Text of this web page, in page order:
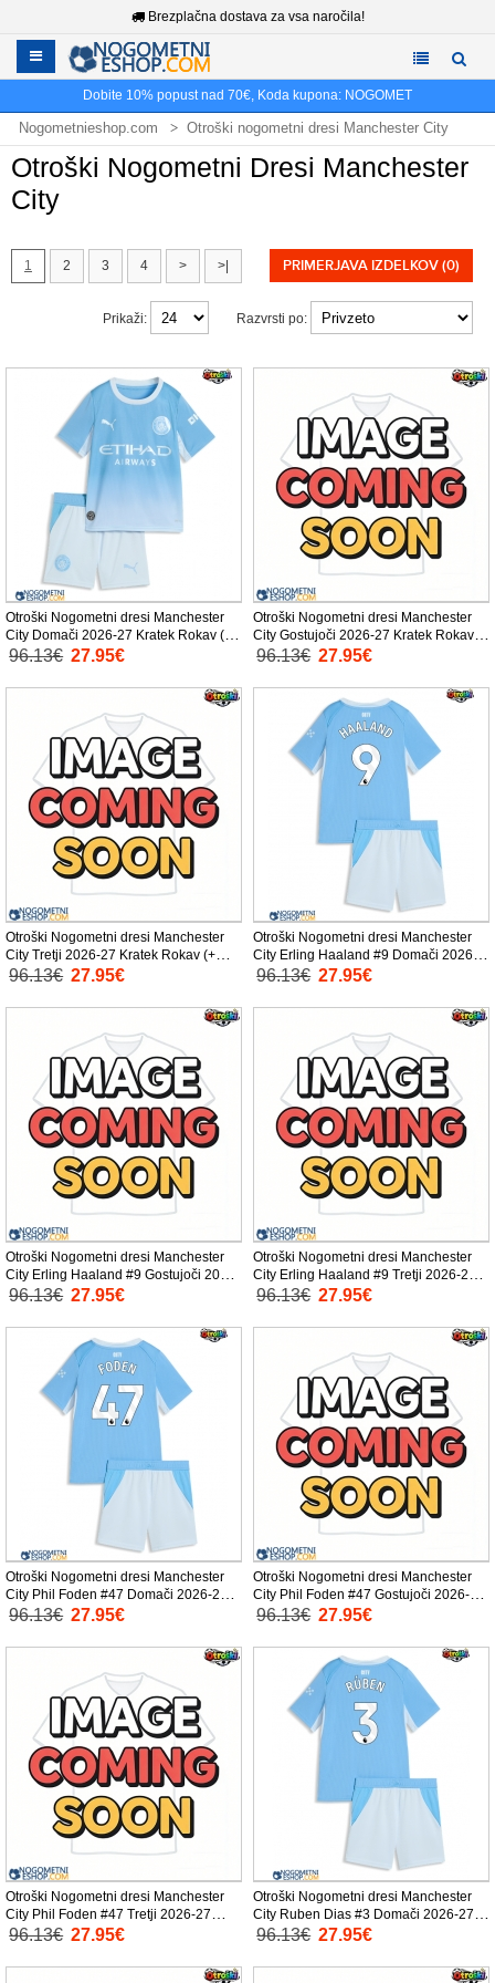
Brezplačna dostava za vsa naročila!
Dobite 10% popust nad 70€, Koda kupona: NOGOMET
Nogometnieshop.com Otroški nogometni dresi Manchester City
Otroški Nogometni Dresi Manchester
City
1 2 3 4 > >| PRIMERJAVA IZDELKOV (0)
Razvrsti po:
Prikaži:
Otroški Nogometni dresi Manchester
City Domači 2026-27 Kratek Rokav (+
Kratke hlače)
96.13€ 27.95€
Otroški Nogometni dresi Manchester
City Gostujoči 2026-27 Kratek Rokav (+
Kratke hlače)
96.13€ 27.95€
Otroški Nogometni dresi Manchester
City Tretji 2026-27 Kratek Rokav (+
Kratke hlače)
96.13€ 27.95€
Otroški Nogometni dresi Manchester
City Erling Haaland #9 Domači 2026-
27 Kratek Rokav (+ Kratke hlače)
96.13€ 27.95€
Otroški Nogometni dresi Manchester
City Erling Haaland #9 Gostujoči 2026-
27 Kratek Rokav (+ Kratke hlače)
96.13€ 27.95€
Otroški Nogometni dresi Manchester
City Erling Haaland #9 Tretji 2026-27
Kratek Rokav (+ Kratke hlače)
96.13€ 27.95€
Otroški Nogometni dresi Manchester
City Phil Foden #47 Domači 2026-27
Kratek Rokav (+ Kratke hlače)
96.13€ 27.95€
Otroški Nogometni dresi Manchester
City Phil Foden #47 Gostujoči 2026-27
Kratek Rokav (+ Kratke hlače)
96.13€ 27.95€
Otroški Nogometni dresi Manchester
City Phil Foden #47 Tretji 2026-27
Kratek Rokav (+ Kratke hlače)
96.13€ 27.95€
Otroški Nogometni dresi Manchester
City Ruben Dias #3 Domači 2026-27
Kratek Rokav (+ Kratke hlače)
96.13€ 27.95€